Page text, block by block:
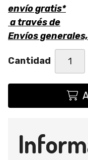
envío gratis*
a través de
Envíos
Cantidad